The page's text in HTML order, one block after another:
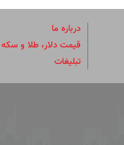
درباره ما
قیمت دلار، طلا و سکه
تبلیغات